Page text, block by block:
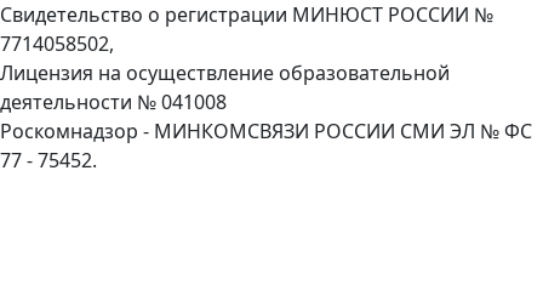
Свидетельство о регистрации МИНЮСТ РОССИИ №
7714058502,
Лицензия на осуществление образовательной
деятельности № 041008
Роскомнадзор - МИНКОМСВЯЗИ РОССИИ СМИ ЭЛ № ФС
77 - 75452.